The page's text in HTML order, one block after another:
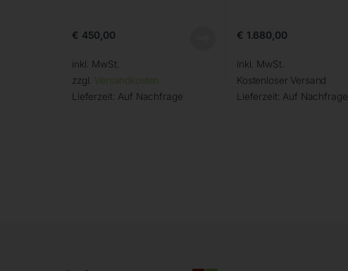
€ 450,00
inkl. MwSt.
zzgl. Versandkosten
Lieferzeit: Auf Nachfrage
€ 1.680,00
inkl. MwSt.
Kostenloser Versand
Lieferzeit: Auf Nachfrage